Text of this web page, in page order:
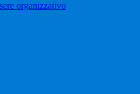
organizzativo